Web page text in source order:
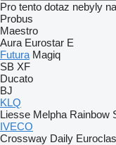
Pro tento dotaz nebyly
Probus
Maestro
Aura Eurostar E
Futura Magiq
SB XF
Ducato
BJ
KLQ
Liesse Melpha Rainbow
IVECO
Crossway Daily